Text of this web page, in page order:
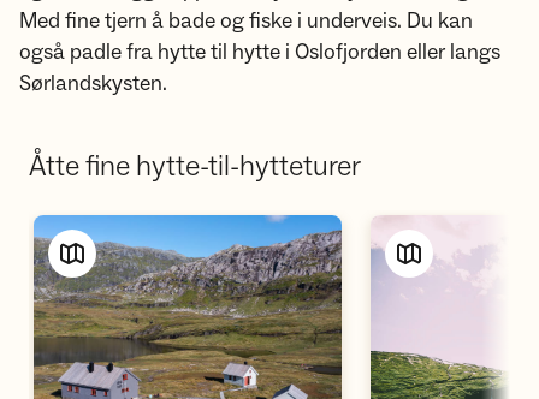
Med fine tjern å bade og fiske i underveis. Du kan
også padle fra hytte til hytte i Oslofjorden eller langs
Sørlandskysten.
Åtte fine hytte-til-hytteturer